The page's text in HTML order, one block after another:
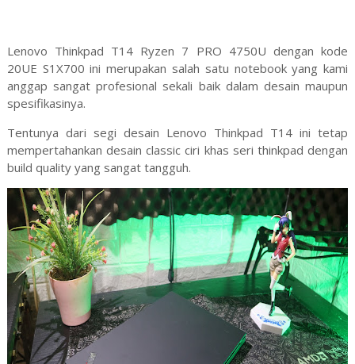
Lenovo Thinkpad T14 Ryzen 7 PRO 4750U dengan kode
20UE S1X700 ini merupakan salah satu notebook yang kami
anggap sangat profesional sekali baik dalam desain maupun
spesifikasinya.
Tentunya dari segi desain Lenovo Thinkpad T14 ini tetap
mempertahankan desain classic ciri khas seri thinkpad dengan
build quality yang sangat tangguh.